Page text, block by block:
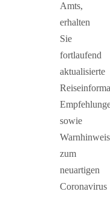
Amts,
erhalten
Sie
fortlaufend
aktualisierte
sowie
zum
neuartigen
Coronavirus